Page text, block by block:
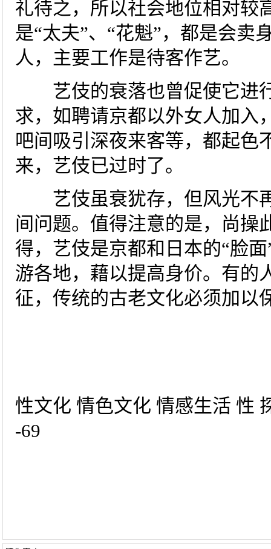
礼待之，所以社会地位相对较
是“太夫”、“花魁”，都是会卖
人，主要工作是待客作艺。
艺伎的衰落也曾促使它进
求，如聘请京都以外女人加入
吧间吸引深夜来客等，都起色
来，艺伎已过时了。
艺伎虽衰犹存，但风光不
间问题。值得注意的是，尚操
得，艺伎是京都和日本的“脸
游各地，藉以提高身价。有的
征，传统的古老文化必须加以
性文化 情色文化 情感生活 性
-69